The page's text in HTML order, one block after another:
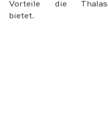
Vorteile die
bietet.